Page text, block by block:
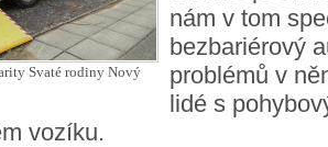
Svaté rodiny Nový
nám v tom
bezbariérový
problémů v
lidé s
vozíku.